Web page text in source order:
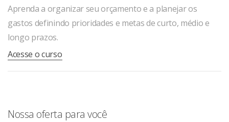
Aprenda a organizar seu orçamento e a planejar os
gastos definindo prioridades e metas de curto, médio e
longo prazos.
Acesse o curso
Nossa oferta para você